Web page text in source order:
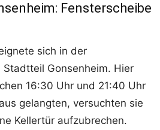
Fensterscheibe
sich in der
Stadtteil Gonsenheim. Hier
16:30 Uhr und 21:40 Uhr
gelangten, versuchten sie
Kellertür aufzubrechen.